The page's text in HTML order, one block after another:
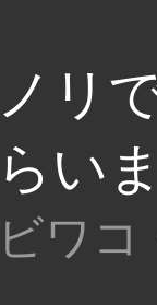
ノリ
らい
ビワコ